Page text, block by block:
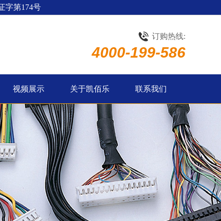
字第174号
订购热线:
4000-199-586
视频展示 关于凯佰乐 联系我们